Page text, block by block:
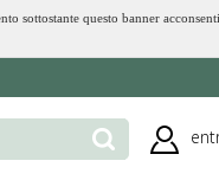
sottostante questo banner